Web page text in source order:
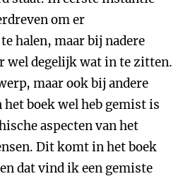
om er
halen, maar bij nadere
wel degelijk wat in te zitten.
maar ook bij andere
boek wel heb gemist is
aspecten van het
Dit komt in het boek
dat vind ik een gemiste